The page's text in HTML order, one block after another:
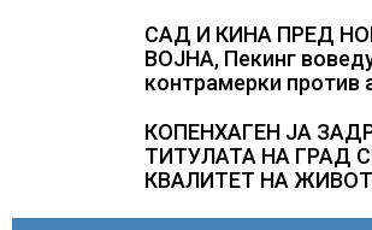
изградени центри за
САД И КИНА ПРЕД
ВОЈНА, Пекинг
контрамерки против
КОПЕНХАГЕН ЈА
ТИТУЛАТА НА ГРАД
КВАЛИТЕТ НА